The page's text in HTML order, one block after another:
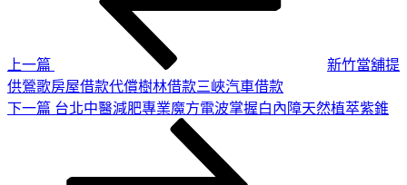
上一篇
新竹當舖提
供鶯歌房屋借款代償樹林借款三峽汽車借款
下
下一篇 台北中醫減肥專業魔方電波掌握白內障天然植萃紫錐